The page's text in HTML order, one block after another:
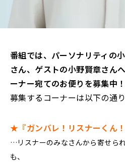
番組では、パーソナリティの
さん、ゲストの小野賢章さん
ーナー宛てのお便りを募集中！
募集するコーナーは以下の通り
★『ガンバレ！リスナーくん！
…リスナーのみなさんから寄せら
も、